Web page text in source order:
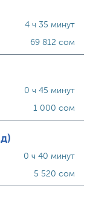
4 ч 35 минут
69 812 сом
0 ч 45 минут
1 000 сом
0 ч 40 минут
5 520 сом